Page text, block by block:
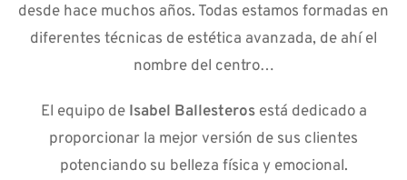
desde hace muchos años. Todas estamos formadas en
diferentes técnicas de estética avanzada, de ahí el
nombre del centro…
El equipo de Isabel Ballesterosestá dedicado a
proporcionar la mejor versión de sus clientes
potenciando su belleza física y emocional.